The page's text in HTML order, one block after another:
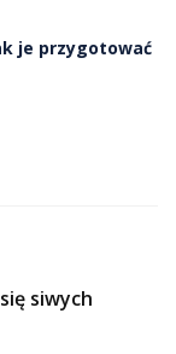
je przygotować
siwych